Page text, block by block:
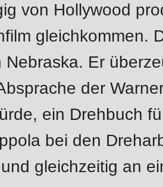
von Hollywood
gleichkommen.
Nebraska. Er
der
ein Drehbuch
bei den
gleichzeitig an